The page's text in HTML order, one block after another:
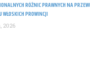
RÓŻNIC PRAWNYCH NA
PROWINCJI
2026